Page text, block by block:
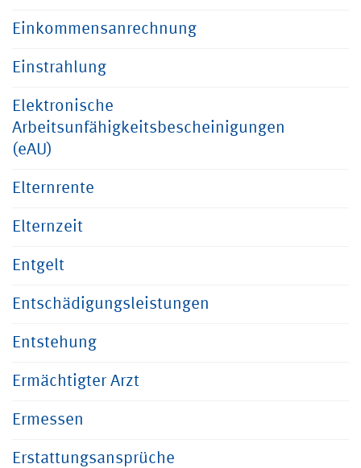
Einkommensanrechnung
Einstrahlung
Elektronische
Arbeitsunfähigkeitsbescheinigungen
(eAU)
Elternrente
Elternzeit
Entgelt
Entschädigungsleistungen
Entstehung
Ermächtigter Arzt
Ermessen
Erstattungsansprüche